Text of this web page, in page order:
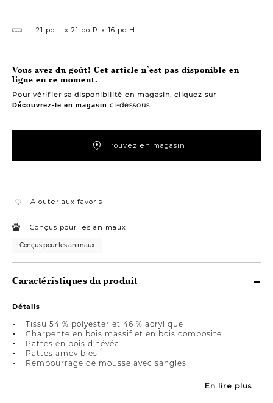
21 po L 21 po P 16 po H
Vous avez du goût! Cet article n’est pas disponible en
ligne en ce moment.
Pour vérifier sa disponibilité en magasin, cliquez sur
Découvrez-le en magasin ci-dessous.
Trouvez en magasin
Ajouter aux favoris
Conçus pour les animaux
Conçus pour les animaux
Caractéristiques du produit
Détails
Tissu 54 % polyester et 46 % acrylique
Charpente en bois massif et en bois composite
Pattes en bois d'hévéa
Pattes amovibles
Rembourrage de mousse avec sangles
En lire plus